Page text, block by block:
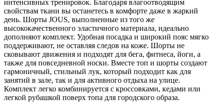
интенсивных тренировок. Благодаря влагоотводящим
свойствам ткани вы останетесь в комфорте даже в жаркий
день. Шорты JOUS, выполненные из того же
высококачественного эластичного материала, идеально
дополняют комплект. Удобная посадка и широкий пояс мягко
поддерживают, не оставляя следов на коже. Шорты не
сковывают движения и подходят для бега, фитнеса, йоги, а
также для повседневной носки. Вместе топ и шорты создают
гармоничный, стильный лук, который подходит как для
занятий в зале, так и для активного отдыха на улице.
Комплект легко комбинируется с кроссовками, кедами или
легкой рубашкой поверх топа для городского образа.